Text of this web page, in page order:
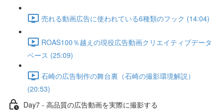
売れる動画広告に使われている6種類のフック (14:04)
ROAS100％越えの現役広告動画クリエイティブデータ
ベース (25:09)
石崎の広告制作の舞台裏（石崎の撮影環境解説）
(20:53)
Day7 - 高品質の広告動画を実際に撮影する